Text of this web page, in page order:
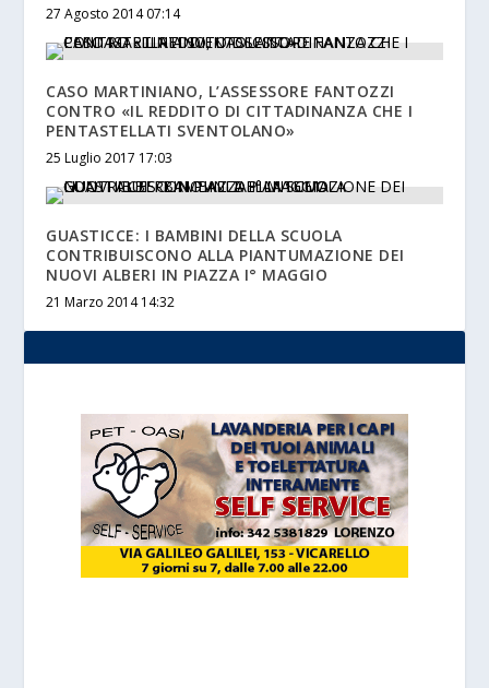
27 Agosto 2014 07:14
CASO MARTINIANO, L’ASSESSORE FANTOZZI
CONTRO «IL REDDITO DI CITTADINANZA CHE I
PENTASTELLATI SVENTOLANO»
25 Luglio 2017 17:03
GUASTICCE: I BAMBINI DELLA SCUOLA
CONTRIBUISCONO ALLA PIANTUMAZIONE DEI
NUOVI ALBERI IN PIAZZA I° MAGGIO
21 Marzo 2014 14:32